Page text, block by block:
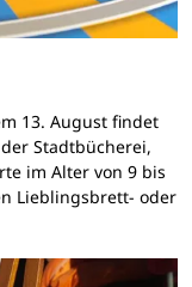
13. August findet
Stadtbücherei,
im Alter von 9 bis
Lieblingsbrett- oder